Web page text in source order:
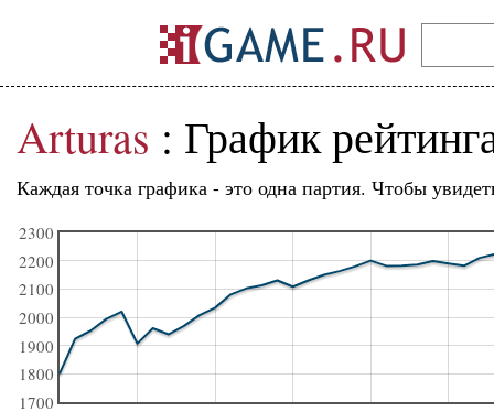
Arturas : График
Каждая точка графика - это одна партия. Чтобы
1700
1800
1900
2000
2100
2200
2300